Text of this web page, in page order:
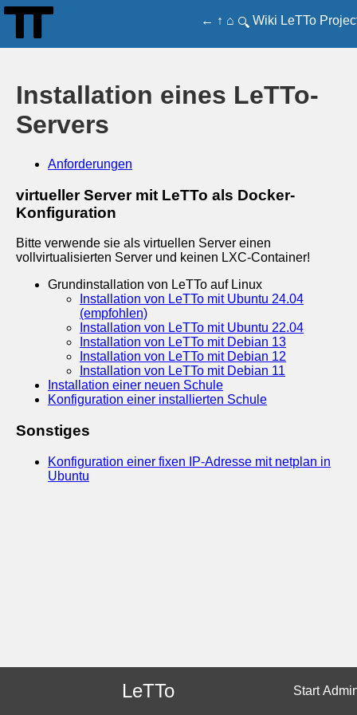
← ↑ ⌂ 🔍 Wiki LeTTo
Installation eines LeTTo-
Servers
Anforderungen
virtueller Server mit LeTTo als Docker-
Konfiguration
Bitte verwende sie als virtuellen Server einen
vollvirtualisierten Server und keinen LXC-Container!
Grundinstallation von LeTTo auf Linux
Installation von LeTTo mit Ubuntu 24.04
(empfohlen)
Installation von LeTTo mit Ubuntu 22.04
Installation von LeTTo mit Debian 13
Installation von LeTTo mit Debian 12
Installation von LeTTo mit Debian 11
Installation einer neuen Schule
Konfiguration einer installierten Schule
Sonstiges
Konfiguration einer fixen IP-Adresse mit netplan in
Ubuntu
LeTTo Start